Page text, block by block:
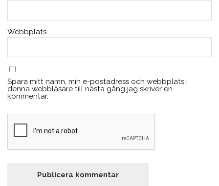
Webbplats
Spara mitt namn, min e-postadress och webbplats i
denna webbläsare till nästa gång jag skriver en
kommentar.